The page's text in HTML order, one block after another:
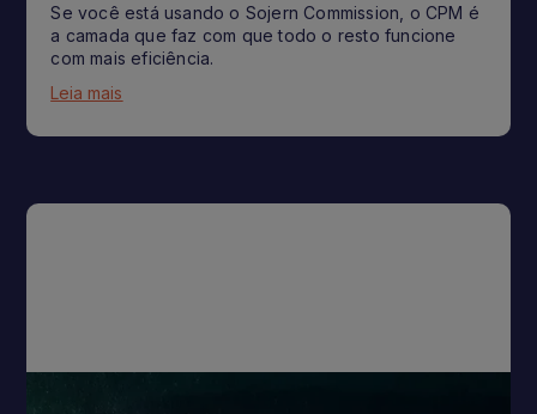
Se você está usando o Sojern Commission, o CPM é
a camada que faz com que todo o resto funcione
com mais eficiência.
Leia mais